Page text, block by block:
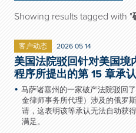
Showing results tagged with "
客户动态 2026 05 14
美国法院驳回针对美国境
程序所提出的第 15 章承
马萨诸塞州的一家破产法院驳回
金律师事务所代理）涉及的俄罗
请，这表明该等承认无法自动获
满足。